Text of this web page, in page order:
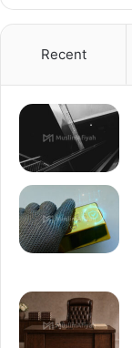
Recent